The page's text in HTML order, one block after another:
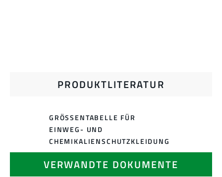
PRODUKTLITERATUR
VERWANDTE DOKUMENTE
GRÖSSENTABELLE FÜR E
INWEG- UND C
HEMIKALIENSCHUTZKLEIDUNG